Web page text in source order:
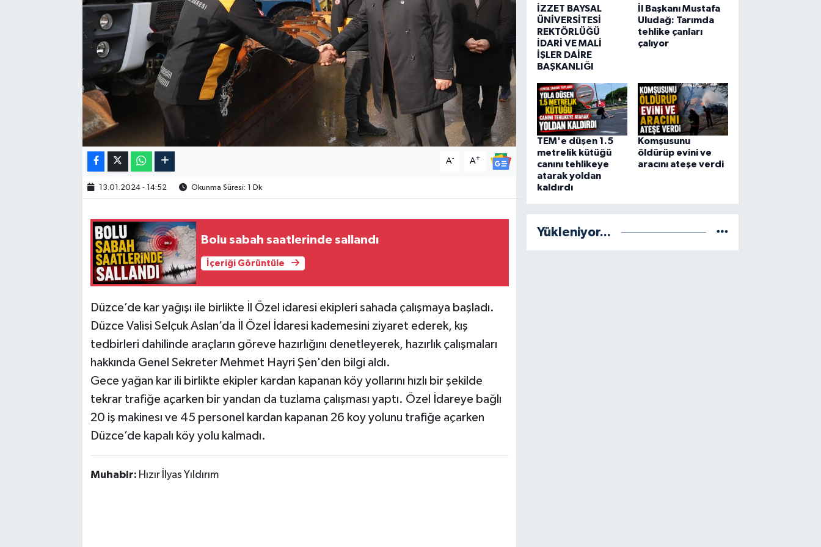
A- A+
13.01.2024 - 14:52 Okunma Süresi: 1 Dk
Bolu sabah saatlerinde sallandı
İçeriği Görüntüle
Düzce’de kar yağışı ile birlikte İl Özel idaresi ekipleri sahada çalışmaya başladı.
Düzce Valisi Selçuk Aslan’da İl Özel İdaresi kademesini ziyaret ederek, kış
tedbirleri dahilinde araçların göreve hazırlığını denetleyerek, hazırlık çalışmaları
hakkında Genel Sekreter Mehmet Hayri Şen'den bilgi aldı.
Gece yağan kar ili birlikte ekipler kardan kapanan köy yollarını hızlı bir şekilde
tekrar trafiğe açarken bir yandan da tuzlama çalışması yaptı. Özel İdareye bağlı
20 iş makinesı ve 45 personel kardan kapanan 26 koy yolunu trafiğe açarken
Düzce’de kapalı köy yolu kalmadı.
Muhabir: Hızır İlyas Yıldırım
İZZET BAYSAL
ÜNİVERSİTESİ
REKTÖRLÜĞÜ
İDARİ VE MALİ
İŞLER DAİRE
BAŞKANLIĞI
İl Başkanı Mustafa
Uludağ: Tarımda
tehlike çanları
çalıyor
TEM'e düşen 1.5
metrelik kütüğü
canını tehlikeye
atarak yoldan
kaldırdı
Komşusunu
öldürüp evini ve
aracını ateşe verdi
Yükleniyor...